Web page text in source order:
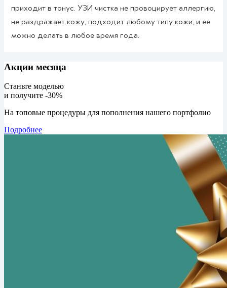
приходит в тонус. УЗИ чистка не провоцирует аллергию,
не раздражает кожу, подходит любому типу кожи, и ее
можно делать в любое время года.
Акции месяца
Станьте моделью
и получите -30%
На топовые процедуры для пополнения нашего портфолио
Подробнее